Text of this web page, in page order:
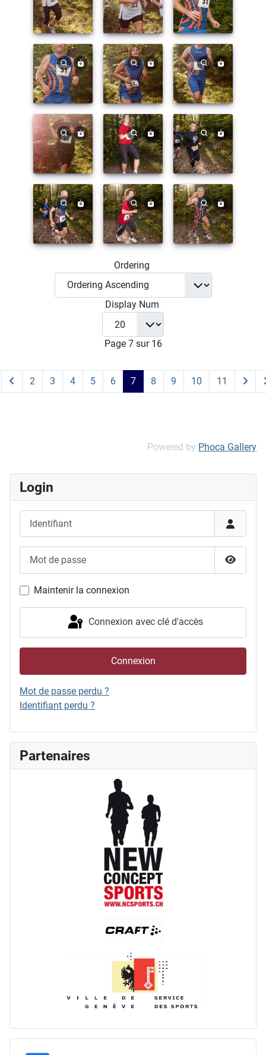
Ordering
Display Num
Page 7 sur 16
2 3 4 5 6 7 8 9 10 11
Powered by Phoca Gallery
Login
Afficher
Maintenir la connexion
Connexion avec clé d'accès
Connexion
Mot de passe perdu ?
Identifiant perdu ?
Partenaires